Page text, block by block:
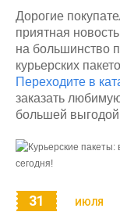
Дорогие
приятная
на большинство
курьерских
Переходите в
заказать
большей
31 ИЮЛЯ